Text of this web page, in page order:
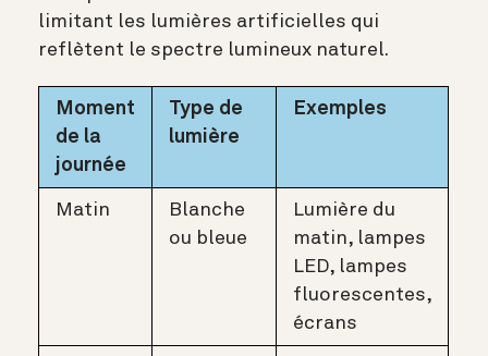
limitant les lumières artificielles qui
reflètent le spectre lumineux naturel.
Moment
de la
journée
Type de
lumière
Exemples
Matin
Blanche
ou bleue
Lumière du
matin, lampes
LED, lampes
fluorescentes,
écrans